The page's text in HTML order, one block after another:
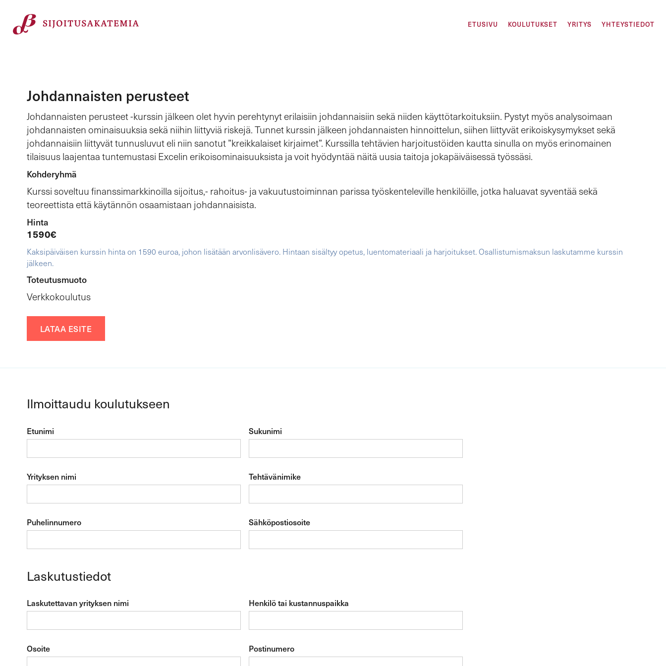
ETUSIVU KOULUTUKSET YRITYS YHTEYSTIEDOT
Johdannaisten perusteet
Johdannaisten perusteet -kurssin jälkeen olet hyvin perehtynyt erilaisiin johdannaisiin sekä niiden käyttötarkoituksiin. Pystyt myös analysoimaan
johdannaisten ominaisuuksia sekä niihin liittyviä riskejä. Tunnet kurssin jälkeen johdannaisten hinnoittelun, siihen liittyvät erikoiskysymykset sekä
johdannaisiin liittyvät tunnusluvut eli niin sanotut ”kreikkalaiset kirjaimet”. Kurssilla tehtävien harjoitustöiden kautta sinulla on myös erinomainen
tilaisuus laajentaa tuntemustasi Excelin erikoisominaisuuksista ja voit hyödyntää näitä uusia taitoja jokapäiväisessä työssäsi.
Kohderyhmä
Kurssi soveltuu finanssimarkkinoilla sijoitus,- rahoitus- ja vakuutustoiminnan parissa työskenteleville henkilöille, jotka haluavat syventää sekä
teoreettista että käytännön osaamistaan johdannaisista.
Hinta
1590€
Kaksipäiväisen kurssin hinta on 1590 euroa, johon lisätään arvonlisävero. Hintaan sisältyy opetus, luentomateriaali ja harjoitukset. Osallistumismaksun laskutamme kurssin
jälkeen.
Toteutusmuoto
Verkkokoulutus
LATAA ESITE
Ilmoittaudu koulutukseen
Etunimi Sukunimi
Yrityksen nimi Tehtävänimike
Puhelinnumero Sähköpostiosoite
Laskutustiedot
Laskutettavan yrityksen nimi Henkilö tai kustannuspaikka
Osoite Postinumero